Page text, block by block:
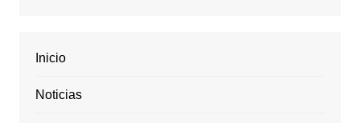
Inicio
Noticias